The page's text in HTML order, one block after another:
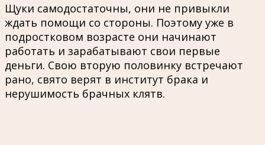
Щуки самодостаточны, они не привыкли
ждать помощи со стороны. Поэтому уже в
подростковом возрасте они начинают
работать и зарабатывают свои первые
деньги. Свою вторую половинку встречают
рано, свято верят в институт брака и
нерушимость брачных клятв.